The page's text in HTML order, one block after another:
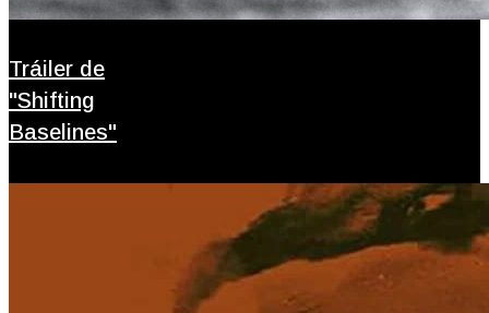
Tráiler de
"Shifting
Baselines"